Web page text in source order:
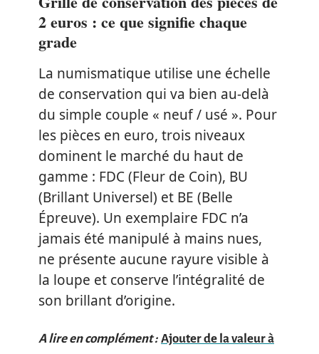
2 euros : ce que signifie chaque
grade
La numismatique utilise une échelle
de conservation qui va bien au-delà
du simple couple « neuf / usé ». Pour
les pièces en euro, trois niveaux
dominent le marché du haut de
gamme : FDC (Fleur de Coin), BU
(Brillant Universel) et BE (Belle
Épreuve). Un exemplaire FDC n’a
jamais été manipulé à mains nues,
ne présente aucune rayure visible à
la loupe et conserve l’intégralité de
son brillant d’origine.
A lire en complément : Ajouter de la valeur à